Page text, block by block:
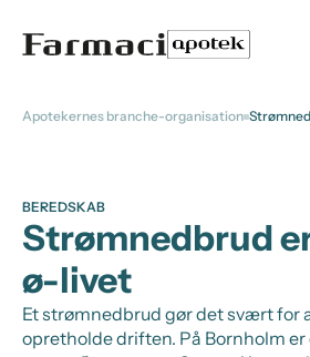
Apotekernes branche-organisation
BEREDSKAB
Strømnedbrud
ø-livet
Et strømnedbrud gør det svært for
opretholde driften. På Bornholm